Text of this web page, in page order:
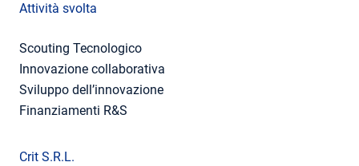
Attività svolta
Scouting Tecnologico
Innovazione collaborativa
Sviluppo dell’innovazione
Finanziamenti R&S
Crit S.R.L.